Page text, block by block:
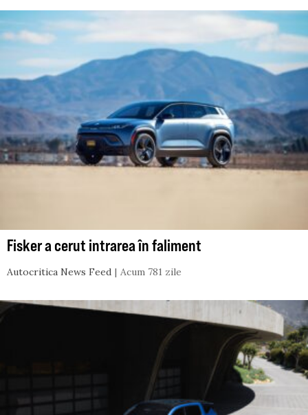
Fisker a cerut intrarea în faliment
Autocritica News Feed Acum 781 zile